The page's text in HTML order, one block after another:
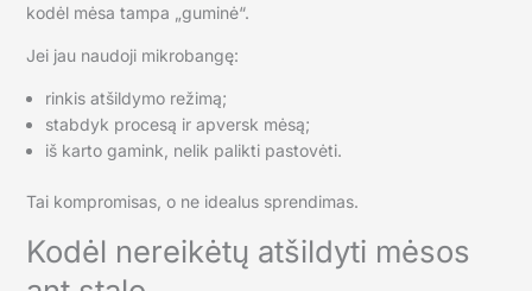
kodėl mėsa tampa „guminė“.
Jei jau naudoji mikrobangę:
rinkis atšildymo režimą;
stabdyk procesą ir apversk mėsą;
iš karto gamink, nelik palikti pastovėti.
Tai kompromisas, o ne idealus sprendimas.
Kodėl nereikėtų atšildyti mėsos